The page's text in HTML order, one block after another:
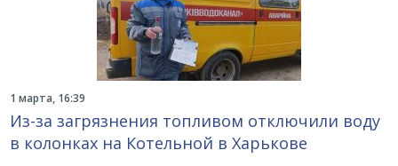
1 марта, 16:39
Из-за загрязнения топливом отключили воду
в колонках на Котельной в Харькове